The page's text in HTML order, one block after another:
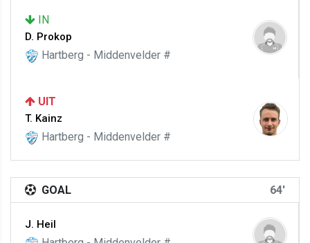
IN
D. Prokop
Hartberg - Middenvelder #
UIT
T. Kainz
Hartberg - Middenvelder #
GOAL 64'
J. Heil